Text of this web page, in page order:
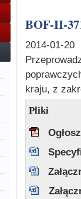
BOF-II-
2014-01-20
kraju, z
Pliki